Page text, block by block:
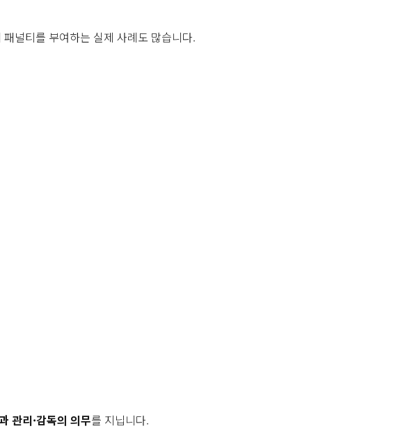
널티를 부여하는 실제 사례도 많습니다.
관리·감독의 의무를 지닙니다.